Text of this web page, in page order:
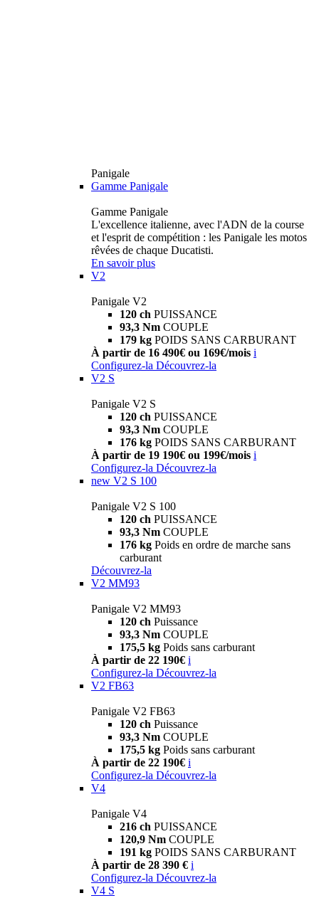
Panigale
Gamme Panigale
Gamme Panigale
L'excellence italienne, avec l'ADN de la course
et l'esprit de compétition : les Panigale les motos
rêvées de chaque Ducatisti.
En savoir plus
V2
Panigale V2
120 ch PUISSANCE
93,3 Nm COUPLE
179 kg POIDS SANS CARBURANT
À partir de 16 490€ ou 169€/mois i
Configurez-la Découvrez-la
V2 S
Panigale V2 S
120 ch PUISSANCE
93,3 Nm COUPLE
176 kg POIDS SANS CARBURANT
À partir de 19 190€ ou 199€/mois i
Configurez-la Découvrez-la
new V2 S 100
Panigale V2 S 100
120 ch PUISSANCE
93,3 Nm COUPLE
176 kg Poids en ordre de marche sans
carburant
Découvrez-la
V2 MM93
Panigale V2 MM93
120 ch Puissance
93,3 Nm COUPLE
175,5 kg Poids sans carburant
À partir de 22 190€ i
Configurez-la Découvrez-la
V2 FB63
Panigale V2 FB63
120 ch Puissance
93,3 Nm COUPLE
175,5 kg Poids sans carburant
À partir de 22 190€ i
Configurez-la Découvrez-la
V4
Panigale V4
216 ch PUISSANCE
120,9 Nm COUPLE
191 kg POIDS SANS CARBURANT
À partir de 28 390 € i
Configurez-la Découvrez-la
V4 S